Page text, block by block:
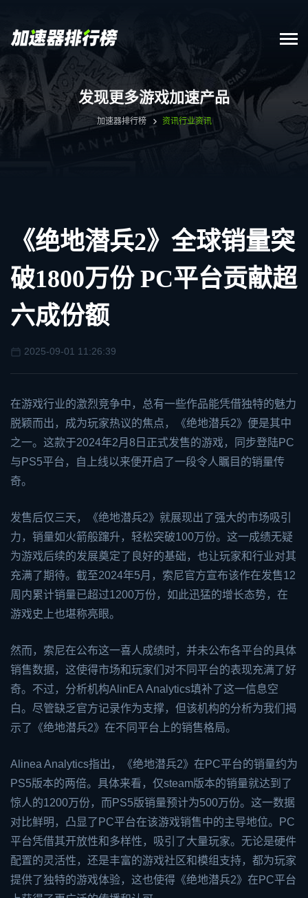
发现更多游戏加速产品
加速器排行榜 资讯行业资讯
《绝地潜兵2》全球销量突
破1800万份 PC平台贡献超
六成份额
2025-09-01 11:26:39
在游戏行业的激烈竞争中，总有一些作品能凭借独特的魅力
脱颖而出，成为玩家热议的焦点，《绝地潜兵2》便是其中
之一。这款于2024年2月8日正式发售的游戏，同步登陆PC
与PS5平台，自上线以来便开启了一段令人瞩目的销量传
奇。
发售后仅三天，《绝地潜兵2》就展现出了强大的市场吸引
力，销量如火箭般蹿升，轻松突破100万份。这一成绩无疑
为游戏后续的发展奠定了良好的基础，也让玩家和行业对其
充满了期待。截至2024年5月，索尼官方宣布该作在发售12
周内累计销量已超过1200万份，如此迅猛的增长态势，在
游戏史上也堪称亮眼。
然而，索尼在公布这一喜人成绩时，并未公布各平台的具体
销售数据，这使得市场和玩家们对不同平台的表现充满了好
奇。不过，分析机构AlinEA Analytics填补了这一信息空
白。尽管缺乏官方记录作为支撑，但该机构的分析为我们揭
示了《绝地潜兵2》在不同平台上的销售格局。
Alinea Analytics指出，《绝地潜兵2》在PC平台的销量约为
PS5版本的两倍。具体来看，仅steam版本的销量就达到了
惊人的1200万份，而PS5版销量预计为500万份。这一数据
对比鲜明，凸显了PC平台在该游戏销售中的主导地位。PC
平台凭借其开放性和多样性，吸引了大量玩家。无论是硬件
配置的灵活性，还是丰富的游戏社区和模组支持，都为玩家
提供了独特的游戏体验，这也使得《绝地潜兵2》在PC平台